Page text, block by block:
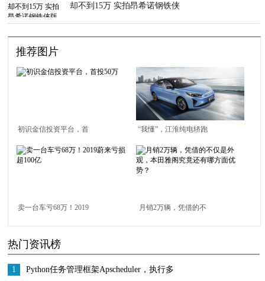
却不到15万 实拍昂希诺钢铁侠
推荐图片
初识金信投资平台，首
投50万
“我懂”，江淮纯电轿跑
定名iC5
卖一台车亏68万！2019 月销2万辆，凭借的不
热门资讯榜
1
Python任务管理框架Apscheduler，执行多